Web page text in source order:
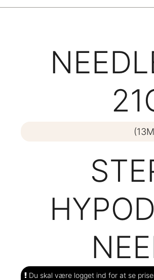
Du skal være logget ind for at se